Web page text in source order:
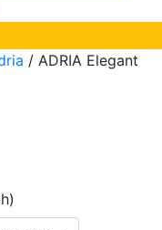
/ ADRIA Elegant